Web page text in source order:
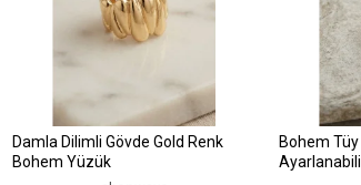
Damla Dilimli Gövde Gold Renk
Bohem Yüzük
Bohem Tüy